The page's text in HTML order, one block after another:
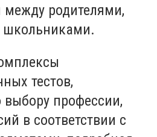
между родителями,
школьниками.
тестов,
профессии,
в соответствии с